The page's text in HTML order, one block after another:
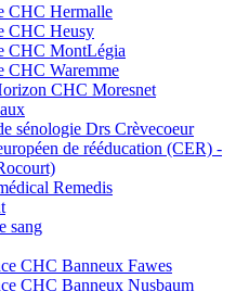
CHC Hermalle
CHC Heusy
CHC MontLégia
CHC Waremme
CHC Moresnet
sénologie Drs Crèvecoeur
de rééducation (CER) -
Remedis
sang
CHC Banneux Fawes
CHC Banneux Nusbaum